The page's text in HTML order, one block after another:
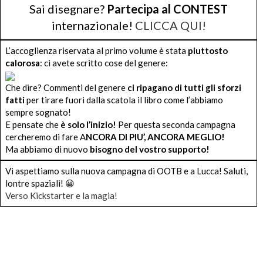
Sai disegnare? Partecipa al CONTEST
internazionale! CLICCA QUI!
L’accoglienza riservata al primo volume è stata piuttosto
calorosa: ci avete scritto cose del genere:
Che dire? Commenti del genere ci ripagano di tutti gli sforzi
fattiper tirare fuori dalla scatola il libro come l’abbiamo
sempre sognato!
E pensate che è solo l’inizio! Per questa seconda campagna
cercheremo di fare ANCORA DI PIU’, ANCORA MEGLIO!
Ma abbiamo di nuovo bisogno del vostro supporto!
Vi aspettiamo sulla nuova campagna di OOTB e a Lucca! Saluti,
lontre spaziali! 😀
Verso Kickstarter e la magia!